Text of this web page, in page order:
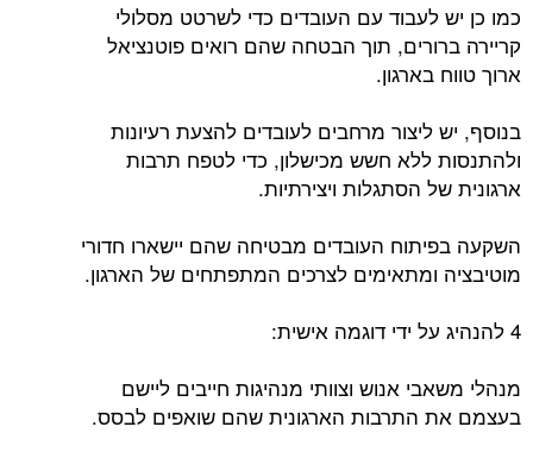
כמו כן יש לעבוד עם העובדים כדי לשרטט מסלולי
קריירה ברורים, תוך הבטחה שהם רואים פוטנציאל
ארוך טווח בארגון.
בנוסף, יש ליצור מרחבים לעובדים להצעת רעיונות
ולהתנסות ללא חשש מכישלון, כדי לטפח תרבות
ארגונית של הסתגלות ויצירתיות.
השקעה בפיתוח העובדים מבטיחה שהם יישארו חדורי
מוטיבציה ומתאימים לצרכים המתפתחים של הארגון.
4 להנהיג על ידי דוגמה אישית:
מנהלי משאבי אנוש וצוותי מנהיגות חייבים ליישם
בעצמם את התרבות הארגונית שהם שואפים לבסס.